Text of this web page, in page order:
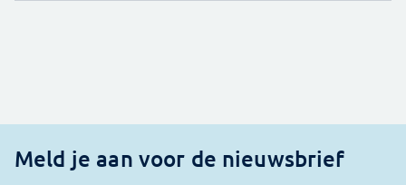
Meld je aan voor de nieuwsbrief